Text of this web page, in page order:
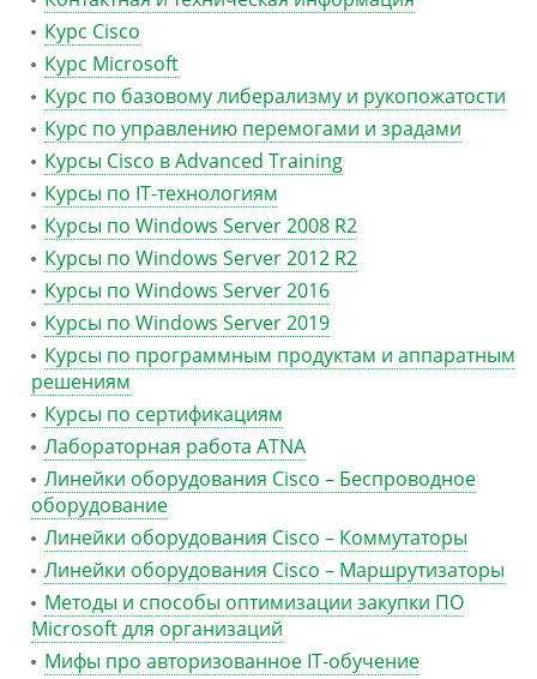
Курс Cisco
Курс Microsoft
Курс по базовому либерализму и рукопожатости
Курс по управлению перемогами и зрадами
Курсы Cisco в Advanced Training
Курсы по IT-технологиям
Курсы по Windows Server 2008 R2
Курсы по Windows Server 2012 R2
Курсы по Windows Server 2016
Курсы по Windows Server 2019
Курсы по программным продуктам и аппаратным
решениям
Курсы по сертификациям
Лабораторная работа ATNA
Линейки оборудования Cisco – Беспроводное
оборудование
Линейки оборудования Cisco – Коммутаторы
Линейки оборудования Cisco – Маршрутизаторы
Методы и способы оптимизации закупки ПО
Microsoft для организаций
Мифы про авторизованное IT-обучение